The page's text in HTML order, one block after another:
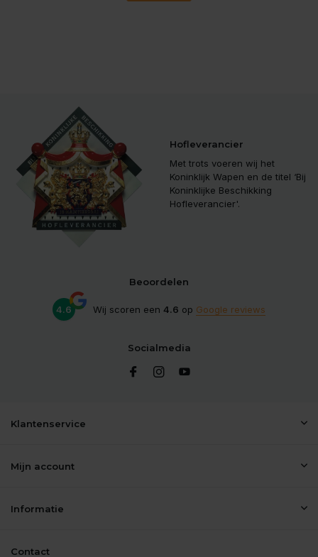
Hofleverancier
Met trots voeren wij het
Koninklijk Wapen en de titel ‘Bij
Koninklijke Beschikking
Hofleverancier'.
Beoordelen
4.6 Wij scoren een 4.6 op Google reviews
Socialmedia
Klantenservice
Mijn account
Informatie
Contact